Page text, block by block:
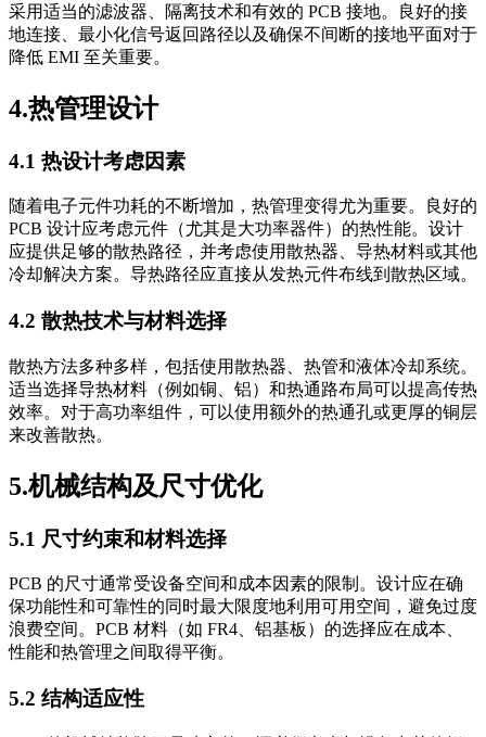
采用适当的滤波器、隔离技术和有效的 PCB 接地。良好的接
地连接、最小化信号返回路径以及确保不间断的接地平面对于
降低 EMI 至关重要。
4.热管理设计
4.1 热设计考虑因素
随着电子元件功耗的不断增加，热管理变得尤为重要。良好的
PCB 设计应考虑元件（尤其是大功率器件）的热性能。设计
应提供足够的散热路径，并考虑使用散热器、导热材料或其他
冷却解决方案。导热路径应直接从发热元件布线到散热区域。
4.2 散热技术与材料选择
散热方法多种多样，包括使用散热器、热管和液体冷却系统。
适当选择导热材料（例如铜、铝）和热通路布局可以提高传热
效率。对于高功率组件，可以使用额外的热通孔或更厚的铜层
来改善散热。
5.机械结构及尺寸优化
5.1 尺寸约束和材料选择
PCB 的尺寸通常受设备空间和成本因素的限制。设计应在确
保功能性和可靠性的同时最大限度地利用可用空间，避免过度
浪费空间。PCB 材料（如 FR4、铝基板）的选择应在成本、
性能和热管理之间取得平衡。
5.2 结构适应性